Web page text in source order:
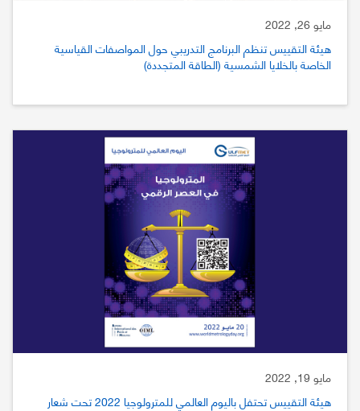
مايو 26, 2022
هيئة التقييس تنظم البرنامج التدريبي حول المواصفات القياسية
الخاصة بالخلايا الشمسية (الطاقة المتجددة)
مايو 19, 2022
هيئة التقييس تحتفل باليوم العالمي للمترولوجيا 2022 تحت شعار